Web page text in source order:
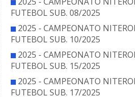
FUTEBOL SUB. 08/2025
2025 - CAMPEONATO
FUTEBOL SUB. 10/2025
2025 - CAMPEONATO
FUTEBOL SUB. 15/2025
2025 - CAMPEONATO
FUTEBOL SUB. 17/2025